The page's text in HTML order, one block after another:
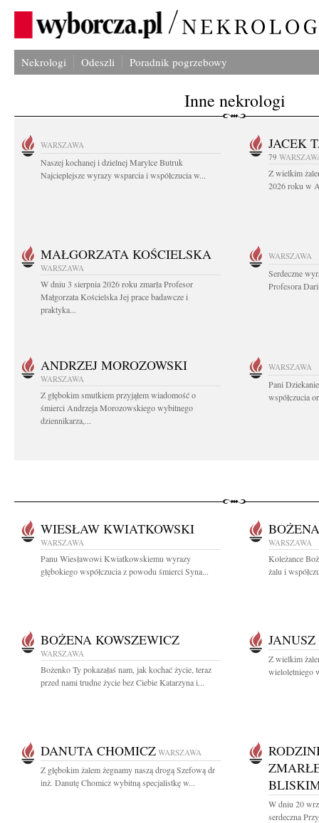
Nekrologi Odeszli Poradnik pogrzebowy
Inne nekrologi
WARSZAWA
Naszej kochanej i dzielnej Marylce Butruk
Najcieplejsze wyrazy wsparcia i współczucia w...
JACEK
79
Z wielkim
2026 roku w
MAŁGORZATA KOŚCIELSKA
WARSZAWA
W dniu 3 sierpnia 2026 roku zmarła Profesor
Małgorzata Kościelska Jej prace badawcze i
praktyka...
WARSZAWA
Serdeczne
Profesora
ANDRZEJ MOROZOWSKI
WARSZAWA
Z głębokim smutkiem przyjąłem wiadomość o
śmierci Andrzeja Morozowskiego wybitnego
dziennikarza,...
WARSZAWA
Pani
współczucia
WIESŁAW KWIATKOWSKI
WARSZAWA
Panu Wiesławowi Kwiatkowskiemu wyrazy
głębokiego współczucia z powodu śmierci Syna...
WARSZAWA
Koleżance
żalu i
BOŻENA KOWSZEWICZ
WARSZAWA
Bożenko Ty pokazałaś nam, jak kochać życie, teraz
przed nami trudne życie bez Ciebie Katarzyna i...
Z wielkim
wieloletniego
DANUTA CHOMICZ WARSZAWA
Z głębokim żalem żegnamy naszą drogą Szefową dr
inż. Danutę Chomicz wybitną specjalistkę w...
W dniu 20
serdeczna